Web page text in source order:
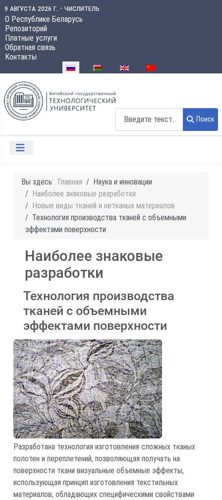
9 августа 2026 г. - числитель
О Республике Беларусь
Репозиторий
Платные услуги
Обратная связь
Контакты
Выберите язык
Поиск
Вы здесь: Главная
Наука и инновации
Наиболее знаковые разработки
Новые виды тканей и нетканых материалов
Технология производства тканей с объемными
эффектами поверхности
Наиболее знаковые
разработки
Технология производства
тканей с объемными
эффектами поверхности
Разработана технология изготовления сложных тканых
полотен и переплетений, позволяющая получать на
поверхности ткани визуальные объемные эффекты,
использующая принцип изготовления текстильных
материалов, обладающих специфическими свойствами